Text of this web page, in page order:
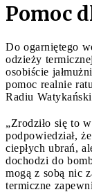
Pomoc
Do ogarniętego
odzieży
osobiście
pomoc realnie
Radiu
„Zrodziło się to
podpowiedział,
ciepłych ubrań,
dochodzi do
mogą z sobą nic
termiczne